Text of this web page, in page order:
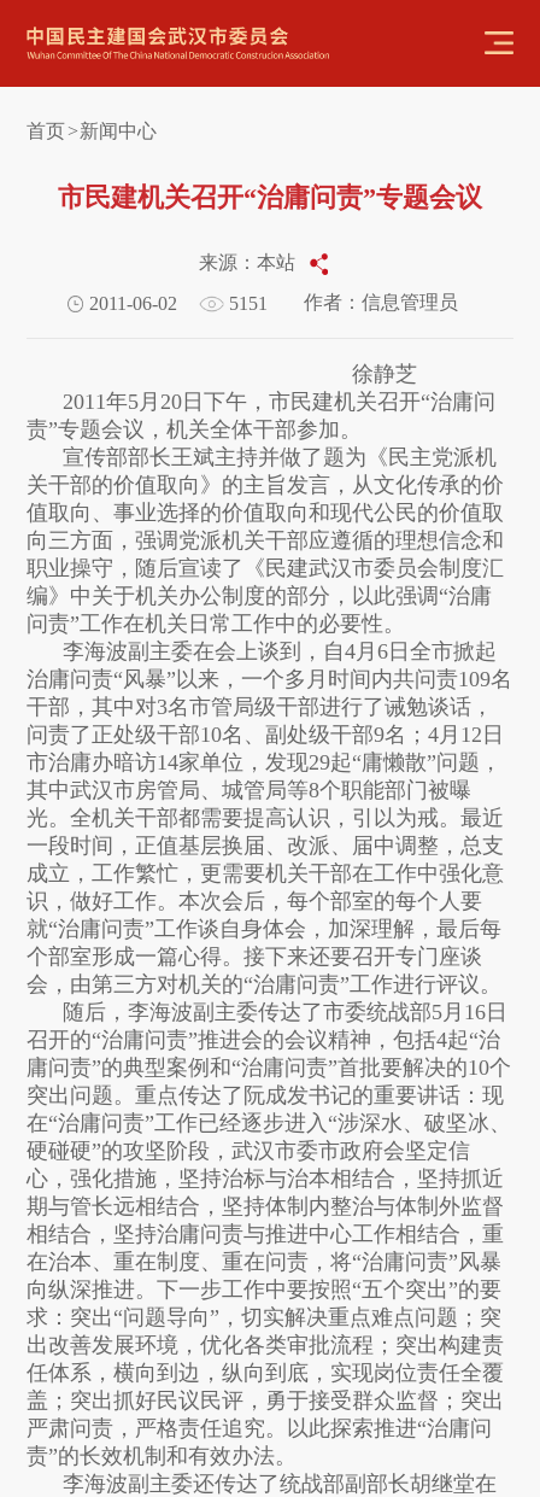
首页>新闻中心
市民建机关召开“治庸问责”专题会议
来源：本站
2011-06-02
5151 作者：信息管理员
徐静芝
2011年5月20日下午，市民建机关召开“治庸问
责”专题会议，机关全体干部参加。
宣传部部长王斌主持并做了题为《民主党派机
关干部的价值取向》的主旨发言，从文化传承的价
值取向、事业选择的价值取向和现代公民的价值取
向三方面，强调党派机关干部应遵循的理想信念和
职业操守，随后宣读了《民建武汉市委员会制度汇
编》中关于机关办公制度的部分，以此强调“治庸
问责”工作在机关日常工作中的必要性。
李海波副主委在会上谈到，自4月6日全市掀起
治庸问责“风暴”以来，一个多月时间内共问责109名
干部，其中对3名市管局级干部进行了诫勉谈话，
问责了正处级干部10名、副处级干部9名；4月12日
市治庸办暗访14家单位，发现29起“庸懒散”问题，
其中武汉市房管局、城管局等8个职能部门被曝
光。全机关干部都需要提高认识，引以为戒。最近
一段时间，正值基层换届、改派、届中调整，总支
成立，工作繁忙，更需要机关干部在工作中强化意
识，做好工作。本次会后，每个部室的每个人要
就“治庸问责”工作谈自身体会，加深理解，最后每
个部室形成一篇心得。接下来还要召开专门座谈
会，由第三方对机关的“治庸问责”工作进行评议。
随后，李海波副主委传达了市委统战部5月16日
召开的“治庸问责”推进会的会议精神，包括4起“治
庸问责”的典型案例和“治庸问责”首批要解决的10个
突出问题。重点传达了阮成发书记的重要讲话：现
在“治庸问责”工作已经逐步进入“涉深水、破坚冰、
硬碰硬”的攻坚阶段，武汉市委市政府会坚定信
心，强化措施，坚持治标与治本相结合，坚持抓近
期与管长远相结合，坚持体制内整治与体制外监督
相结合，坚持治庸问责与推进中心工作相结合，重
在治本、重在制度、重在问责，将“治庸问责”风暴
向纵深推进。下一步工作中要按照“五个突出”的要
求：突出“问题导向”，切实解决重点难点问题；突
出改善发展环境，优化各类审批流程；突出构建责
任体系，横向到边，纵向到底，实现岗位责任全覆
盖；突出抓好民议民评，勇于接受群众监督；突出
严肃问责，严格责任追究。以此探索推进“治庸问
责”的长效机制和有效办法。
李海波副主委还传达了统战部副部长胡继堂在